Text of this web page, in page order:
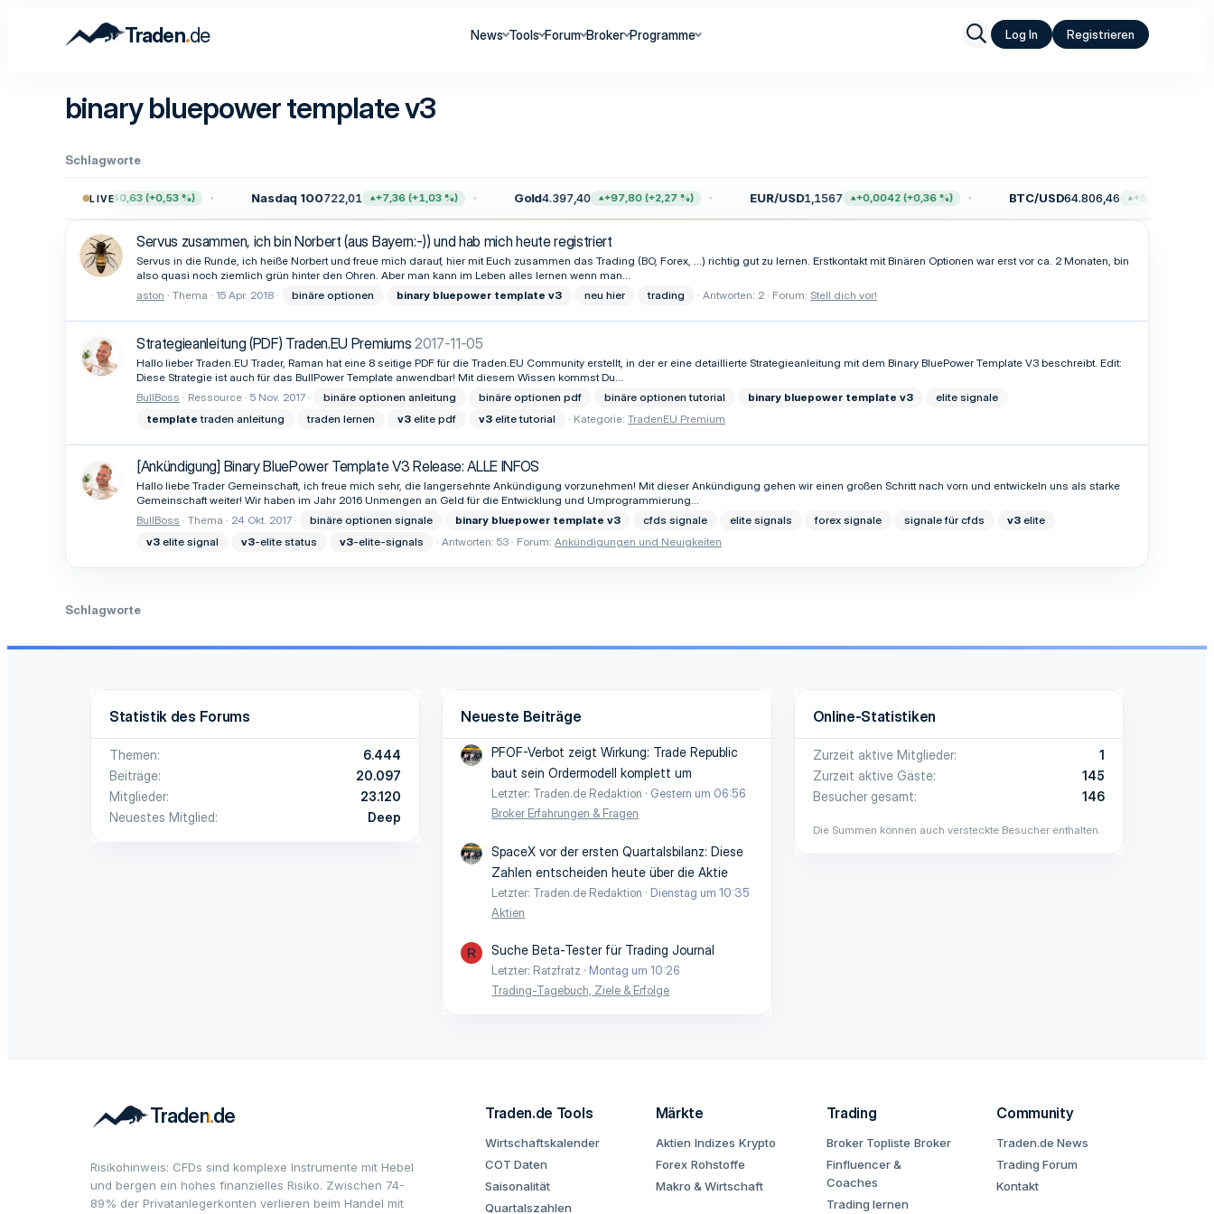
Traden.de News Tools Forum Broker Programme Log In Registrieren
binary bluepower template v3
Schlagworte
LIVE
+40,63 (+0,53 %) Nasdaq 100722,01 +7,36 (+1,03 %) Gold4.397,40 +97,80 (+2,27 %) EUR/USD1,1567 +0,0042 (+0,36 %) BTC/USD64.806,46 +546,78 (+0,85
Servus zusammen, ich bin Norbert (aus Bayern:-)) und hab mich heute registriert
Servus in die Runde, ich heiße Norbert und freue mich darauf, hier mit Euch zusammen das Trading (BO, Forex, ...) richtig gut zu lernen. Erstkontakt mit Binären Optionen war erst vor ca. 2 Monaten, bin
also quasi noch ziemlich grün hinter den Ohren. Aber man kann im Leben alles lernen wenn man...
aston
Thema 15 Apr. 2018 binäre optionen binary bluepower template v3 neu hier trading Antworten: 2 Forum: Stell dich vor!
Strategieanleitung (PDF) Traden.EU Premiums 2017-11-05
Hallo lieber Traden.EU Trader, Raman hat eine 8 seitige PDF für die Traden.EU Community erstellt, in der er eine detaillierte Strategieanleitung mit dem Binary BluePower Template V3 beschreibt. Edit:
Diese Strategie ist auch für das BullPower Template anwendbar! Mit diesem Wissen kommst Du...
BullBoss
Ressource 5 Nov. 2017 binäre optionen anleitung binäre optionen pdf binäre optionen tutorial binary bluepower template v3
elite signale
template traden anleitung traden lernen v3 elite pdf v3 elite tutorial Kategorie: TradenEU Premium
[Ankündigung] Binary BluePower Template V3 Release: ALLE INFOS
Hallo liebe Trader Gemeinschaft, ich freue mich sehr, die langersehnte Ankündigung vorzunehmen! Mit dieser Ankündigung gehen wir einen großen Schritt nach vorn und entwickeln uns als starke
Gemeinschaft weiter! Wir haben im Jahr 2016 Unmengen an Geld für die Entwicklung und Umprogrammierung...
BullBoss
Thema 24 Okt. 2017 binäre optionen signale binary bluepower template v3 cfds signale elite signals forex signale signale für cfds v3 elite
v3 elite signal v3-elite status v3-elite-signals Antworten: 53 Forum: Ankündigungen und Neuigkeiten
Schlagworte
Statistik des Forums
Themen
6.444
Beiträge
20.097
Mitglieder
23.120
Neuestes Mitglied
Deep
Neueste Beiträge
PFOF-Verbot zeigt Wirkung: Trade Republic
baut sein Ordermodell komplett um
Letzter: Traden.de Redaktion
Gestern um 06:56
Broker Erfahrungen & Fragen
SpaceX vor der ersten Quartalsbilanz: Diese
Zahlen entscheiden heute über die Aktie
Letzter: Traden.de Redaktion
Dienstag um 10:35
Aktien
R Suche Beta-Tester für Trading Journal
Letzter: Ratzfratz
Montag um 10:26
Trading-Tagebuch, Ziele & Erfolge
Online-Statistiken
Zurzeit aktive Mitglieder
1
Zurzeit aktive Gäste
145
Besucher gesamt
146
Die Summen können auch versteckte Besucher enthalten.
Risikohinweis: CFDs sind komplexe Instrumente mit Hebel
und bergen ein hohes finanzielles Risiko. Zwischen 74-
89% der Privatanlegerkonten verlieren beim Handel mit
Traden.de Tools
Wirtschaftskalender
COT Daten
Saisonalität
Quartalszahlen
Märkte
Aktien Indizes Krypto
Forex Rohstoffe
Makro & Wirtschaft
Trading
Broker Topliste Broker
Finfluencer &
Coaches
Trading lernen
Community
Traden.de News
Trading Forum
Kontakt